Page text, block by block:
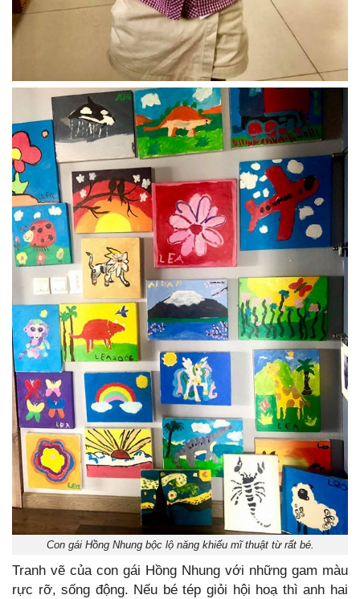
Con gái Hồng Nhung bộc lộ năng khiếu mĩ thuật từ rất bé.
Tranh vẽ của con gái Hồng Nhung với những gam màu
rực rỡ, sống động. Nếu bé tép giỏi hội hoạ thì anh hai